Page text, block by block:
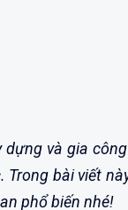
và gia
bài viết
phổ biến nhé!